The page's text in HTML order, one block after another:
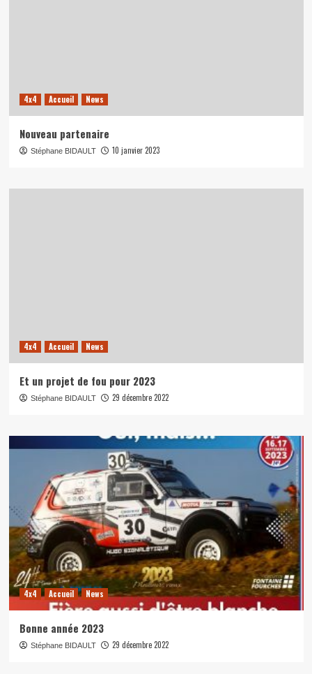
4x4 Accueil News
Nouveau partenaire
Stéphane BIDAULT 10 janvier 2023
4x4 Accueil News
Et un projet de fou pour 2023
Stéphane BIDAULT 29 décembre 2022
4x4 Accueil News
Bonne année 2023
Stéphane BIDAULT 29 décembre 2022